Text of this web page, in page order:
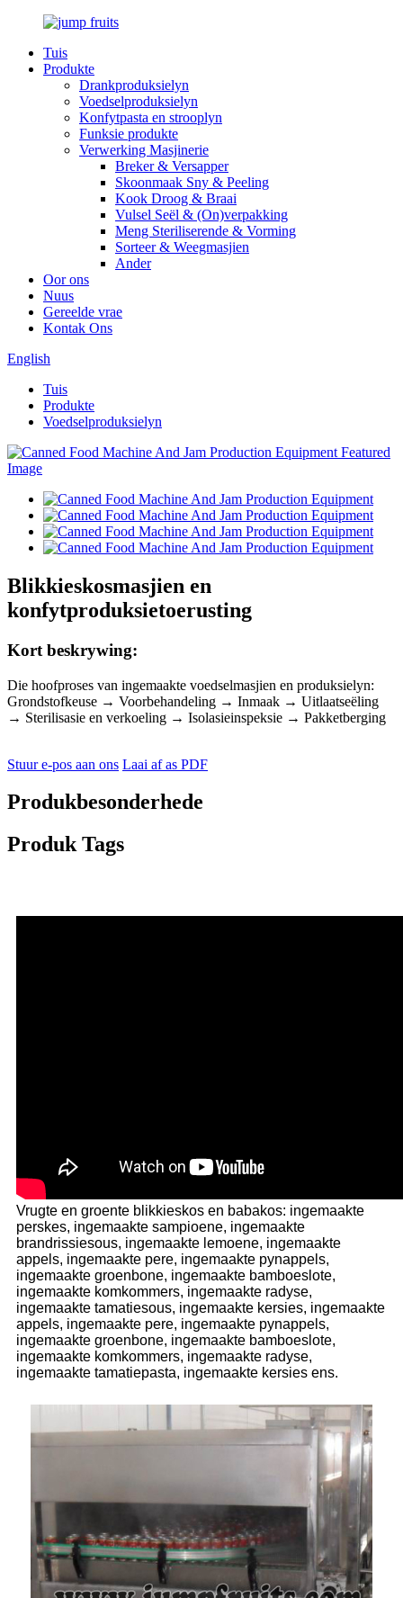
Tuis
Produkte
Drankproduksielyn
Voedselproduksielyn
Konfytpasta en strooplyn
Funksie produkte
Verwerking Masjinerie
Breker & Versapper
Skoonmaak Sny & Peeling
Kook Droog & Braai
Vulsel Seël & (On)verpakking
Meng Steriliserende & Vorming
Sorteer & Weegmasjien
Ander
Oor ons
Nuus
Gereelde vrae
Kontak Ons
English
Tuis
Produkte
Voedselproduksielyn
Blikkieskosmasjien en
konfytproduksietoerusting
Kort beskrywing:
Die hoofproses van ingemaakte voedselmasjien en produksielyn:
Grondstofkeuse → Voorbehandeling → Inmaak → Uitlaatseëling
→ Sterilisasie en verkoeling → Isolasieinspeksie → Pakketberging
Stuur e-pos aan ons Laai af as PDF
Produkbesonderhede
Produk Tags
Vrugte en groente blikkieskos en babakos: ingemaakte
perskes, ingemaakte sampioene, ingemaakte
brandrissiesous, ingemaakte lemoene, ingemaakte
appels, ingemaakte pere, ingemaakte pynappels,
ingemaakte groenbone, ingemaakte bamboeslote,
ingemaakte komkommers, ingemaakte radyse,
ingemaakte tamatiesous, ingemaakte kersies, ingemaakte
appels, ingemaakte pere, ingemaakte pynappels,
ingemaakte groenbone, ingemaakte bamboeslote,
ingemaakte komkommers, ingemaakte radyse,
ingemaakte tamatiepasta, ingemaakte kersies ens.